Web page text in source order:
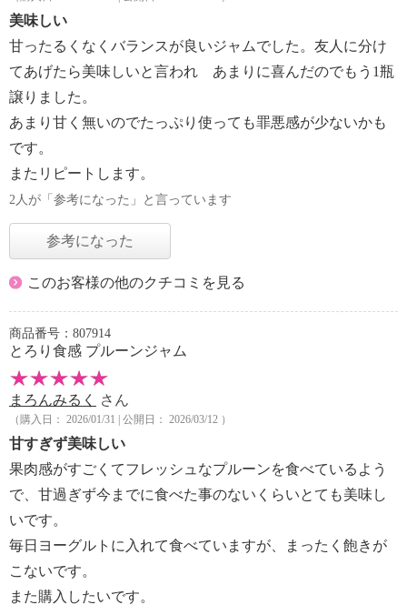
美味しい
甘ったるくなくバランスが良いジャムでした。友人に分け
てあげたら美味しいと言われ あまりに喜んだのでもう1瓶
譲りました。
あまり甘く無いのでたっぷり使っても罪悪感が少ないかも
です。
またリピートします。
2人が「参考になった」と言っています
参考になった
このお客様の他のクチコミを見る
商品番号：807914
とろり食感 プルーンジャム
まろんみるく さん
（購入日： 2026/01/31 | 公開日： 2026/03/12 ）
甘すぎず美味しい
果肉感がすごくてフレッシュなプルーンを食べているよう
で、甘過ぎず今までに食べた事のないくらいとても美味し
いです。
毎日ヨーグルトに入れて食べていますが、まったく飽きが
こないです。
また購入したいです。